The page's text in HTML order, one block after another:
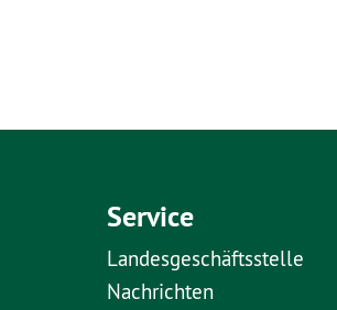
Service
Landesgeschäftsstelle
Nachrichten